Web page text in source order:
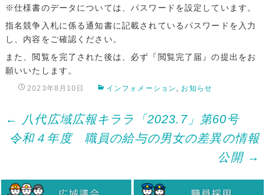
※仕様書のデータについては、パスワードを設定しています。
指名競争入札に係る通知書に記載されているパスワードを入力
し、内容をご確認ください。
また、閲覧を完了された後は、必ず『閲覧完了届』の提出をお
願いいたします。
2023年8月10日 インフォメーション お知らせ
Post
navigation
←
八代広域広報キララ「2023.7」第60号
令和４年度 職員の給与の男女の差異の情報
公開 →